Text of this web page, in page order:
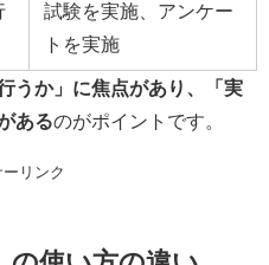
試験を実施、アンケー
トを実施
うか」に焦点があり、「実
あるのがポイントです。
ーリンク